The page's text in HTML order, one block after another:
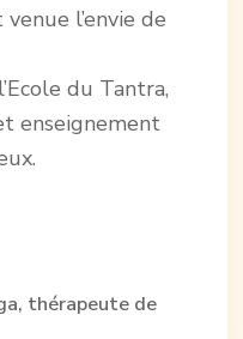
l’envie de
du Tantra,
enseignement
thérapeute de